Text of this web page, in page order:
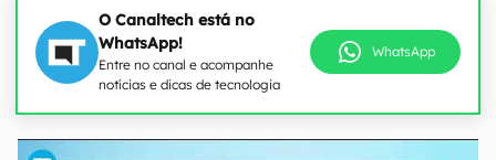
O Canaltech está no
WhatsApp!
Entre no canal e acompanhe
notícias e dicas de tecnologia
WhatsApp